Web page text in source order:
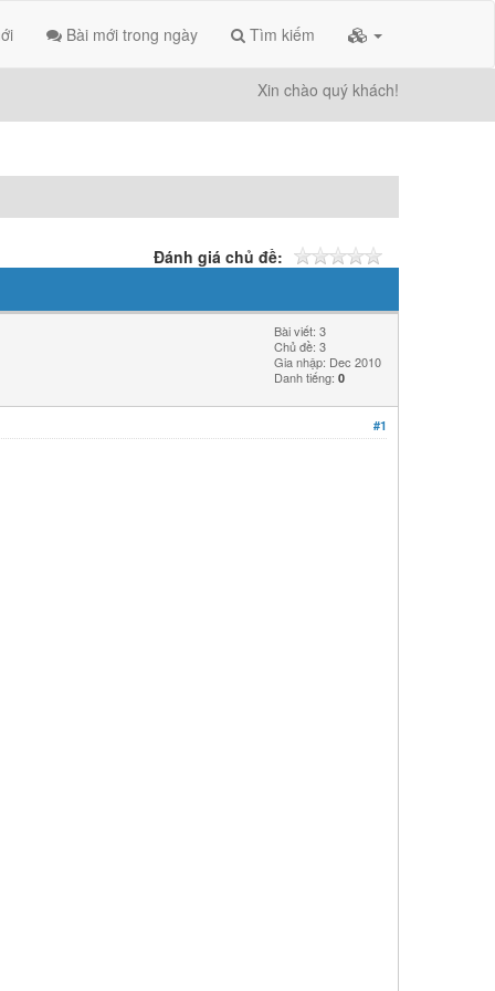
Bài mới trong ngày Tìm kiếm
Xin chào quý khách!
Đánh giá chủ đề:
Bài viết: 3
Chủ đề: 3
Gia nhập: Dec 2010
Danh tiếng: 0
#1